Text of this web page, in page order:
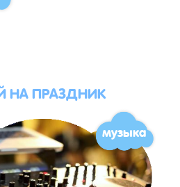
ПРАЗДНИК
музыка